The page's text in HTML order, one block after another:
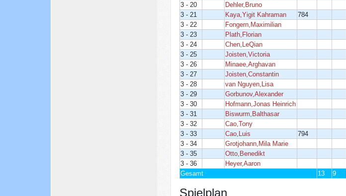
3 - 20
Dehler,Bruno
3 - 21
Kaya,Yigit Kahraman
784
3 - 22
Fongern,Maximilian
3 - 23
Plath,Florian
3 - 24
Chen,LeQian
3 - 25
Joisten,Victoria
3 - 26
Minaee,Arghavan
3 - 27
Joisten,Constantin
3 - 28
van Nguyen,Lisa
3 - 29
Gorbunov,Alexander
3 - 30
Hofmann,Jonas Heinrich
3 - 31
Biswurm,Balthasar
3 - 32
Cao,Tony
3 - 33
Cao,Luis
794
3 - 34
Grotjohann,Mila Marie
3 - 35
Otto,Benedikt
3 - 36
Heyer,Aaron
Gesamt
13 9
Spielplan